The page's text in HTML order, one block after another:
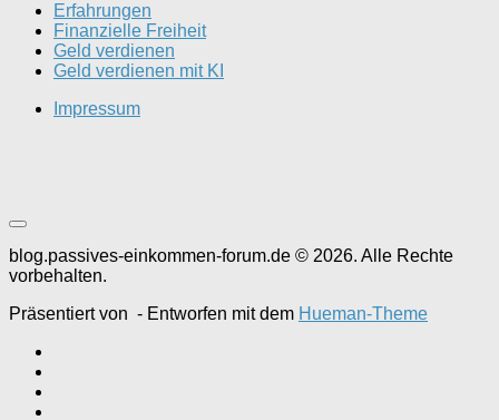
Erfahrungen
Finanzielle Freiheit
Geld verdienen
Geld verdienen mit KI
Impressum
blog.passives-einkommen-forum.de © 2026. Alle Rechte
vorbehalten.
Präsentiert von - Entworfen mit dem Hueman-Theme